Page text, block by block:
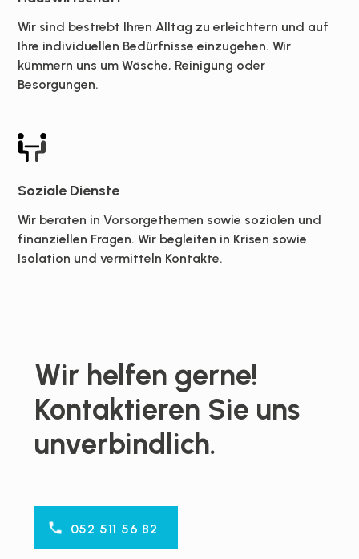
Wir sind bestrebt Ihren Alltag zu erleichtern und auf
Ihre individuellen Bedürfnisse einzugehen. Wir
kümmern uns um Wäsche, Reinigung oder
Besorgungen.
Soziale Dienste
Wir beraten in Vorsorgethemen sowie sozialen und
finanziellen Fragen. Wir begleiten in Krisen sowie
Isolation und vermitteln Kontakte.
Wir helfen gerne!
Kontaktieren Sie uns
unverbindlich.
052 511 56 82